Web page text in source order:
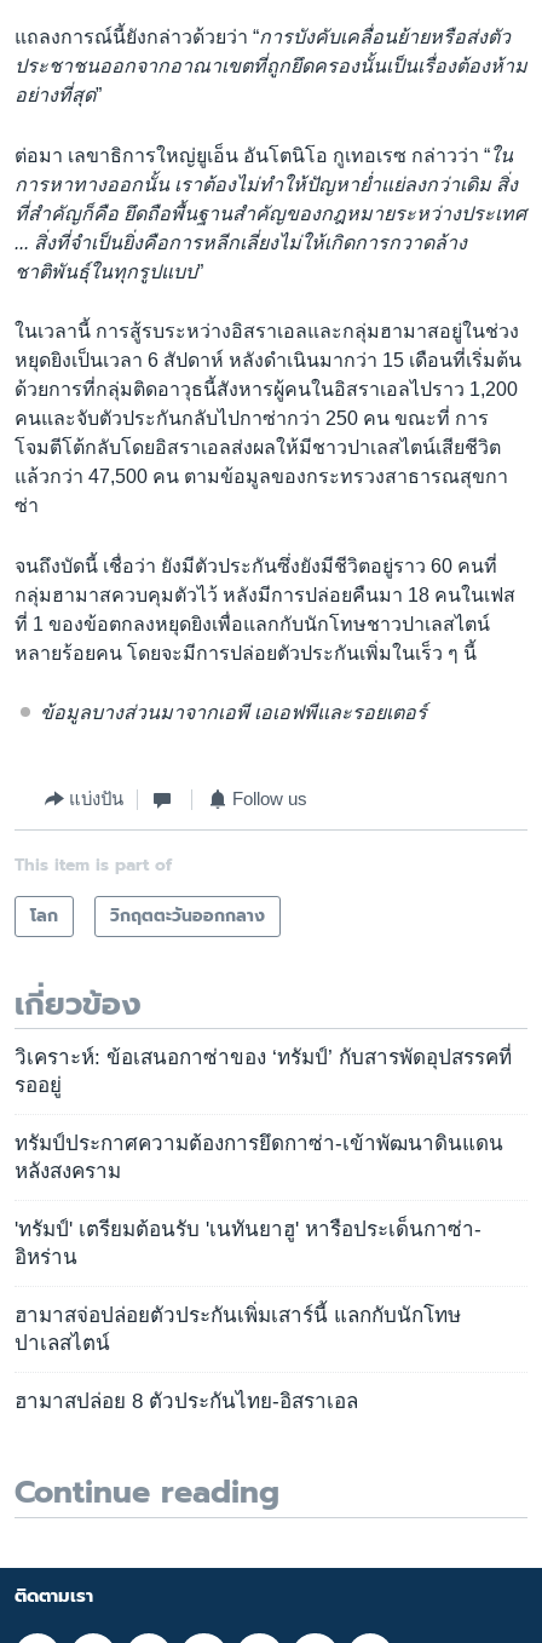
แถลงการณ์นี้ยังกล่าวด้วยว่า “การบังคับเคลื่อนย้ายหรือส่งตัว
ประชาชนออกจากอาณาเขตที่ถูกยึดครองนั้นเป็นเรื่องต้องห้าม
อย่างที่สุด”
ต่อมา เลขาธิการใหญ่ยูเอ็น อันโตนิโอ กูเทอเรซ กล่าวว่า “ใน
การหาทางออกนั้น เราต้องไม่ทำให้ปัญหาย่ำแย่ลงกว่าเดิม สิ่ง
ที่สำคัญก็คือ ยึดถือพื้นฐานสำคัญของกฎหมายระหว่างประเทศ
... สิ่งที่จำเป็นยิ่งคือการหลีกเลี่ยงไม่ให้เกิดการกวาดล้าง
ชาติพันธุ์ในทุกรูปแบบ”
ในเวลานี้ การสู้รบระหว่างอิสราเอลและกลุ่มฮามาสอยู่ในช่วง
หยุดยิงเป็นเวลา 6 สัปดาห์ หลังดำเนินมากว่า 15 เดือนที่เริ่มต้น
ด้วยการที่กลุ่มติดอาวุธนี้สังหารผู้คนในอิสราเอลไปราว 1,200
คนและจับตัวประกันกลับไปกาซ่ากว่า 250 คน ขณะที่ การ
โจมตีโต้กลับโดยอิสราเอลส่งผลให้มีชาวปาเลสไตน์เสียชีวิต
แล้วกว่า 47,500 คน ตามข้อมูลของกระทรวงสาธารณสุขกา
ซ่า
จนถึงบัดนี้ เชื่อว่า ยังมีตัวประกันซึ่งยังมีชีวิตอยู่ราว 60 คนที่
กลุ่มฮามาสควบคุมตัวไว้ หลังมีการปล่อยคืนมา 18 คนในเฟส
ที่ 1 ของข้อตกลงหยุดยิงเพื่อแลกกับนักโทษชาวปาเลสไตน์
หลายร้อยคน โดยจะมีการปล่อยตัวประกันเพิ่มในเร็ว ๆ นี้
ข้อมูลบางส่วนมาจากเอพี เอเอฟพีและรอยเตอร์
แบ่งปัน Follow us
This item is part of
โลก
วิกฤตตะวันออกกลาง
เกี่ยวข้อง
วิเคราะห์: ข้อเสนอกาซ่าของ ‘ทรัมป์’ กับสารพัดอุปสรรคที่
รออยู่
ทรัมป์ประกาศความต้องการยึดกาซ่า-เข้าพัฒนาดินแดน
หลังสงคราม
'ทรัมป์' เตรียมต้อนรับ 'เนทันยาฮู' หารือประเด็นกาซ่า-
อิหร่าน
ฮามาสจ่อปล่อยตัวประกันเพิ่มเสาร์นี้ แลกกับนักโทษ
ปาเลสไตน์
ฮามาสปล่อย 8 ตัวประกันไทย-อิสราเอล
Continue reading
ติดตามเรา